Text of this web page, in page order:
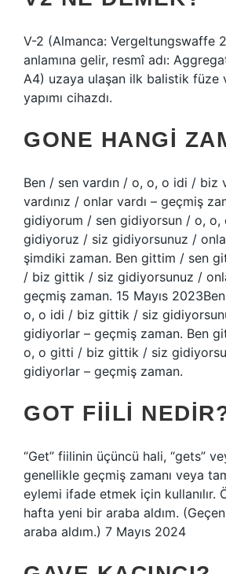
V-2 (Almanca: Vergeltungswaffe
anlamına gelir, resmî adı: Aggregat
A4) uzaya ulaşan ilk balistik füze
yapımı cihazdı.
GONE HANGI
Ben / sen vardın / o, o, o idi / biz
vardınız / onlar vardı – geçmiş
gidiyorum / sen gidiyorsun / o,
gidiyoruz / siz gidiyorsunuz /
şimdiki zaman. Ben gittim / sen
/ biz gittik / siz gidiyorsunuz /
geçmiş zaman. 15 Mayıs
o, o idi / biz gittik / siz
gidiyorlar – geçmiş zaman. Ben
o, o gitti / biz gittik / siz
gidiyorlar – geçmiş zaman.
GOT FIILI
“Get” fiilinin üçüncü hali, “gets”
genellikle geçmiş zamanı veya
eylemi ifade etmek için kullanılır.
hafta yeni bir araba aldım.
araba aldım.) 7 Mayıs 2024